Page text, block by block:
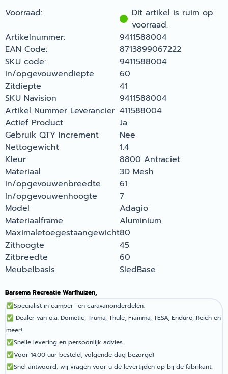
Voorraad:
Dit artikel is ruim op
voorraad.
Artikelnummer:
9411588004
EAN Code:
8713899067222
SKU code:
9411588004
In/opgevouwendiepte
60
Zitdiepte
41
SKU Navision
9411588004
Artikel Nummer Leverancier 411588004
Actief Product
Ja
Gebruik QTY Increment
Nee
Nettogewicht
1.4
Kleur
8800 Antraciet
Materiaal
3D Mesh
In/opgevouwenbreedte
61
In/opgevouwenhoogte
7
Model
Adagio
Materiaalframe
Aluminium
Maximaletoegestaangewicht80
Zithoogte
45
Zitbreedte
60
Meubelbasis
SledBase
Barsema Recreatie Warfhuizen,
✅Specialist in camper- en caravanonderdelen.
✅ Dealer van o.a. Dometic, Truma, Thule, Fiamma, TESA, Enduro, Reich en
meer!
✅Snelle levering en persoonlijk advies.
✅Voor 14:00 uur besteld, volgende dag bezorgd!
✅Snel antwoord; wij vragen voor u de levertijden op bij de fabrikant.